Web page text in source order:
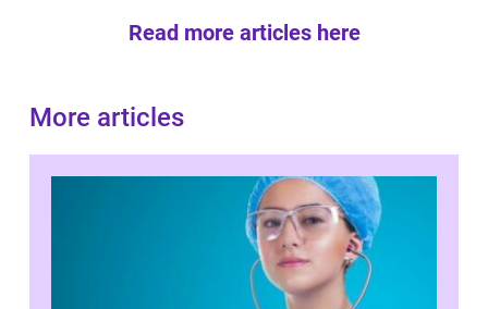
Read more articles here
More articles